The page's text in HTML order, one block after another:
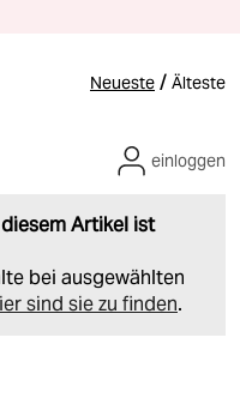
Neueste / Älteste
Artikel ist
bei ausgewählten
sind sie zu finden.
einloggen